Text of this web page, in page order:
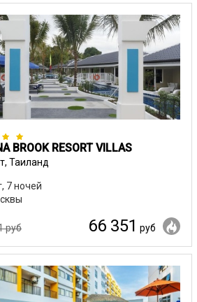
BROOK RESORT VILLAS
Таиланд
7 ночей
руб 66 351 руб